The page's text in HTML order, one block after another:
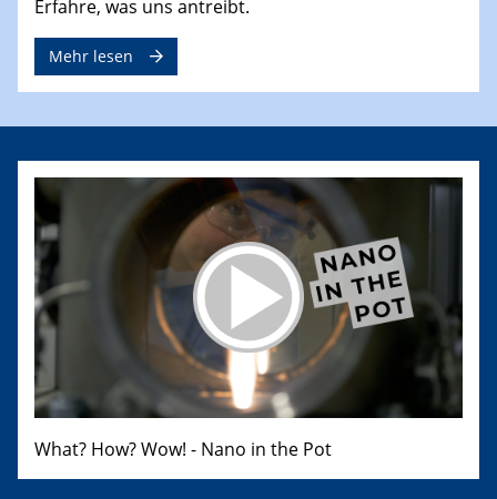
Erfahre, was uns antreibt.
Mehr lesen
What? How? Wow! - Nano in the Pot